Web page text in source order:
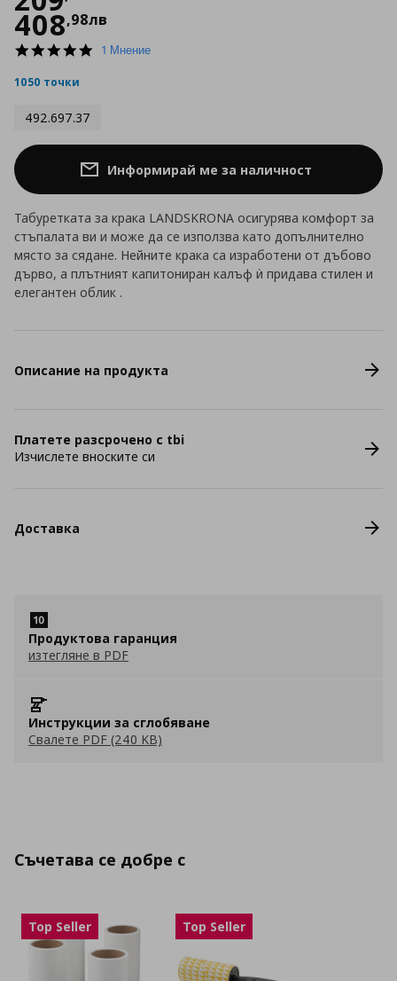
408,98лв
5.01 Мнение
1050 точки
492.697.37
Информирай ме за наличност
Табуретката за крака LANDSKRONA осигурява комфорт за
стъпалата ви и може да се използва като допълнително
място за сядане. Нейните крака са изработени от дъбово
дърво, а плътният капитониран калъф ѝ придава стилен и
елегантен облик .
Описание на продукта
Платете разсрочено с tbi
Изчислете вноските си
Доставка
Продуктова гаранция
изтегляне в PDF
Инструкции за сглобяване
Свалете PDF (240 KB)
Съчетава се добре с
Top Seller Top Seller